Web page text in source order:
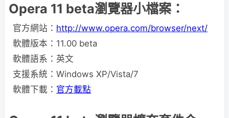
Opera 11 beta瀏覽器小檔案：
官方網站： http://www.opera.com/browser/next/
軟體版本：11.00 beta
軟體語系：英文
支援系統：Windows XP/Vista/7
軟體下載： 官方載點